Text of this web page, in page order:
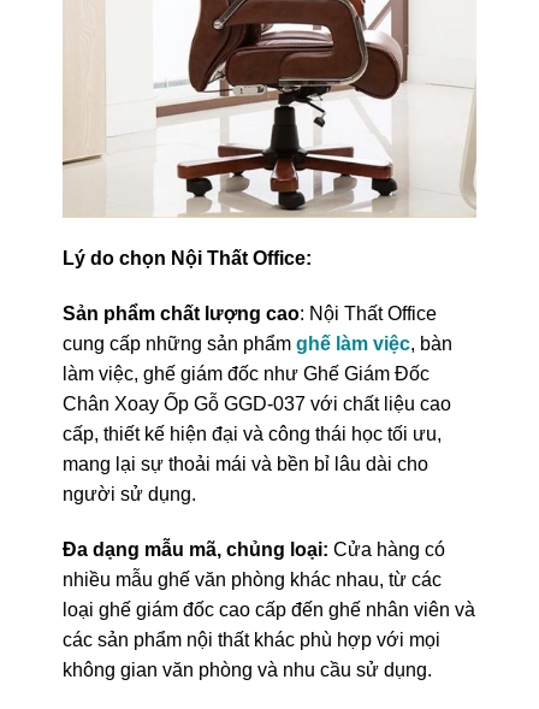
Lý do chọn Nội Thất Office:
Sản phẩm chất lượng cao: Nội Thất Office
cung cấp những sản phẩm ghế làm việc, bàn
làm việc, ghế giám đốc như Ghế Giám Đốc
Chân Xoay Ốp Gỗ GGD-037 với chất liệu cao
cấp, thiết kế hiện đại và công thái học tối ưu,
mang lại sự thoải mái và bền bỉ lâu dài cho
người sử dụng.
Đa dạng mẫu mã, chủng loại: Cửa hàng có
nhiều mẫu ghế văn phòng khác nhau, từ các
loại ghế giám đốc cao cấp đến ghế nhân viên và
các sản phẩm nội thất khác phù hợp với mọi
không gian văn phòng và nhu cầu sử dụng.